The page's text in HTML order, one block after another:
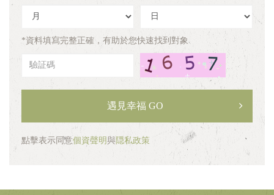
月
日
*資料填寫完整正確，有助於您快速找到對象
驗
遇見幸福 GO
點擊表示同意個資聲明與隠私政策